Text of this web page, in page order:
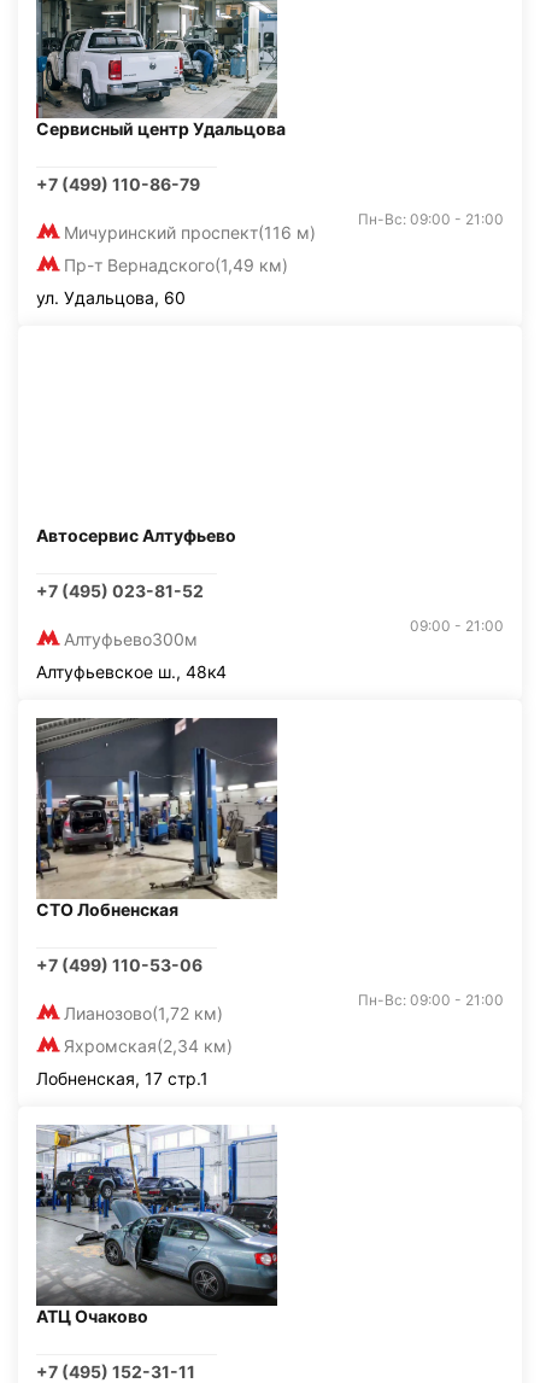
Сервисный центр Удальцова
+7 (499) 110-86-79
Мичуринский проспект(116 м)
Пр-т Вернадского(1,49 км)
Пн-Вс: 09:00 - 21:00
ул. Удальцова, 60
Автосервис Алтуфьево
+7 (495) 023-81-52
Алтуфьево300м
09:00 - 21:00
Алтуфьевское ш., 48к4
СТО Лобненская
+7 (499) 110-53-06
Лианозово(1,72 км)
Яхромская(2,34 км)
Пн-Вс: 09:00 - 21:00
Лобненская, 17 стр.1
АТЦ Очаково
+7 (495) 152-31-11